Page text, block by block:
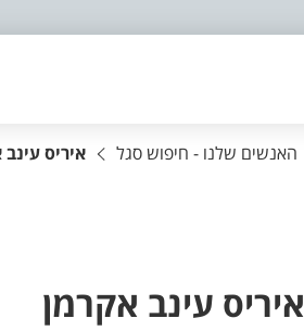
האנשים שלנו - חיפוש סגל איריס
איריס עינב אקרמן